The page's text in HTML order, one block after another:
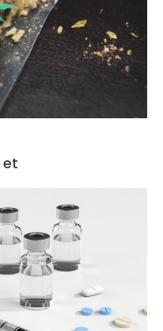
et